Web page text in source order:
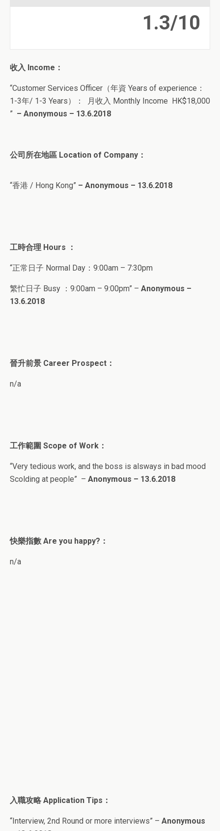
1.3/10
收入 Income ：
“Customer Services Officer（年資 Years of experience：
1-3年/ 1-3 Years）
： 月收入 Monthly Income HK$18,000
” – Anonymous – 13.6.2018
公司所在地區 Location of Company：
“香港 / Hong Kong” – Anonymous – 13.6.2018
工時合理 Hours ：
“正常日子 Normal Day：9:00am – 7:30pm
繁忙日子 Busy ：9:00am – 9:00pm” – Anonymous –
13.6.2018
晉升前景 Career Prospect ：
n/a
工作範圍 Scope of Work ：
“Very tedious work, and the boss is alsways in bad mood
Scolding at people” – Anonymous – 13.6.2018
快樂指數 Are you happy? ：
n/a
入職攻略 Application Tips ：
“Interview, 2nd Round or more interviews” – Anonymous